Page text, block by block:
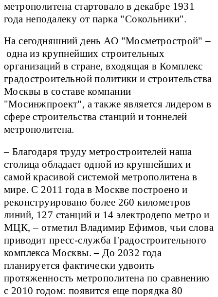
метрополитена стартовало в декабре 1931
года неподалеку от парка "Сокольники".
На сегодняшний день АО "Мосметрострой" –
одна из крупнейших строительных
организаций в стране, входящая в Комплекс
градостроительной политики и строительства
Москвы в составе компании
"Мосинжпроект", а также является лидером в
сфере строительства станций и тоннелей
метрополитена.
– Благодаря труду метростроителей наша
столица обладает одной из крупнейших и
самой красивой системой метрополитена в
мире. С 2011 года в Москве построено и
реконструировано более 260 километров
линий, 127 станций и 14 электродепо метро и
МЦК, – отметил Владимир Ефимов, чьи слова
приводит пресс-служба Градостроительного
комплекса Москвы. – До 2032 года
планируется фактически удвоить
протяженность метрополитена по сравнению
с 2010 годом: появится еще порядка 80